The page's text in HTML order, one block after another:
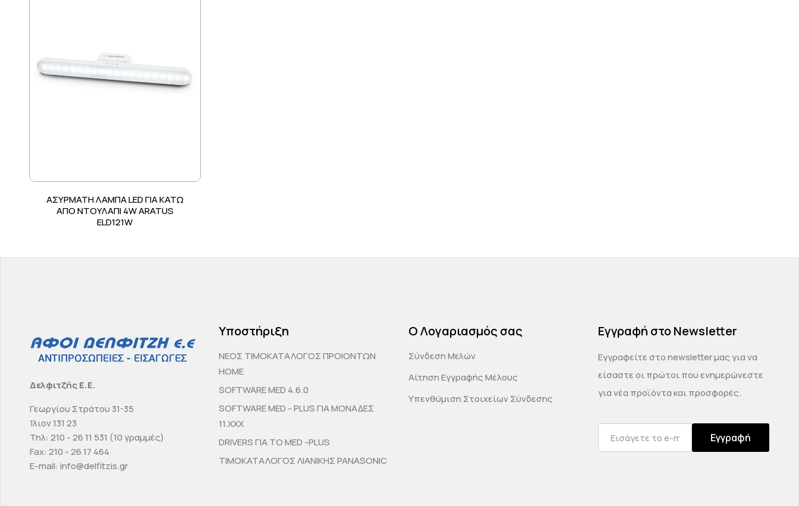
ΑΣΥΡΜΑΤΗ ΛΑΜΠΑ LED ΓΙΑ ΚΑΤΩ
ΑΠΟ ΝΤΟΥΛΑΠΙ 4W ARATUS
ELD121W
Δελφιτζής Ε.Ε.
Γεωργίου Στράτου 31-35
Ίλιον 131 23
Τηλ: 210 - 26 11 531 (10 γραμμές)
Fax: 210 - 26 17 464
E-mail: info@delfitzis.gr
Υποστήριξη
ΝΕΟΣ ΤΙΜΟΚΑΤΑΛΟΓΟΣ ΠΡΟΙΟΝΤΩΝ
HOME
SOFTWARE MED 4.6.0
SOFTWARE MED - PLUS ΓΙΑ ΜΟΝΑΔΕΣ
11.ΧΧΧ
DRIVERS ΓΙΑ ΤΟ MED -PLUS
ΤΙΜΟΚΑΤΑΛΟΓΟΣ ΛΙΑΝΙΚΗΣ PANASONIC
Ο Λογαριασμός σας
Σύνδεση Μελών
Αίτηση Εγγραφής Μέλους
Υπενθύμιση Στοιχείων Σύνδεσης
Εγγραφή στο Newsletter
Εγγραφείτε στο newsletter μας για να
είσαστε οι πρώτοι που ενημερώνεστε
για νέα προϊόντα και προσφορές.
Εγγραφή